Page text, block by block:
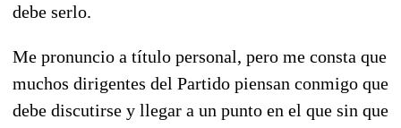
debe serlo.
Me pronuncio a título personal, pero me consta que
muchos dirigentes del Partido piensan conmigo que
debe discutirse y llegar a un punto en el que sin que